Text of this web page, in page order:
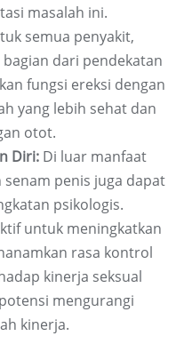
masalah ini.
semua penyakit,
dari pendekatan
fungsi ereksi dengan
yang lebih sehat dan
otot.
Diri: Di luar manfaat
penis juga dapat
psikologis.
untuk meningkatkan
rasa kontrol
kinerja seksual
mengurangi
kinerja.